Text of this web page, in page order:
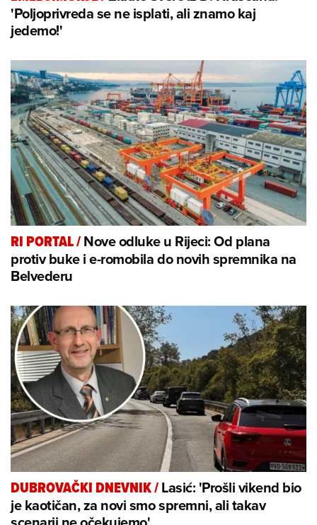
'Poljoprivreda se ne isplati, ali znamo kaj
jedemo!'
RI PORTAL/Nove odluke u Rijeci: Od plana
protiv buke i e-romobila do novih spremnika na
Belvederu
DUBROVAČKI DNEVNIK/Lasić: 'Prošli vikend bio
je kaotičan, za novi smo spremni, ali takav